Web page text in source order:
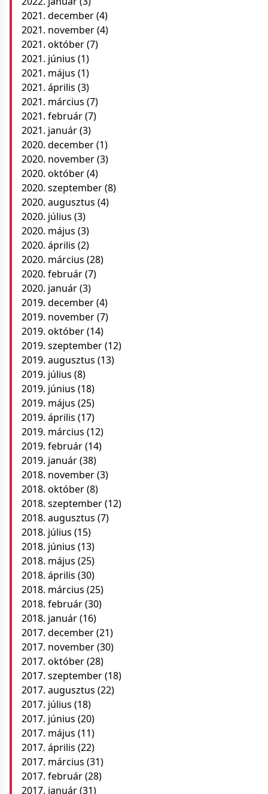
2021. december(4)
2021. november(4)
2021. október(7)
2021. június (1)
2021. május (1)
2021. április (3)
2021. március (7)
2021. február(7)
2021. január(3)
2020. december(1)
2020. november(3)
2020. október(4)
2020. szeptember(8)
2020. augusztus (4)
2020. július (3)
2020. május (3)
2020. április (2)
2020. március (28)
2020. február(7)
2020. január(3)
2019. december(4)
2019. november(7)
2019. október(14)
2019. szeptember(12)
2019. augusztus (13)
2019. július (8)
2019. június (18)
2019. május (25)
2019. április (17)
2019. március (12)
2019. február(14)
2019. január(38)
2018. november(3)
2018. október(8)
2018. szeptember(12)
2018. augusztus (7)
2018. július (15)
2018. június (13)
2018. május (25)
2018. április (30)
2018. március (25)
2018. február(30)
2018. január(16)
2017. december(21)
2017. november(30)
2017. október(28)
2017. szeptember(18)
2017. augusztus (22)
2017. július (18)
2017. június (20)
2017. május (11)
2017. április (22)
2017. március (31)
2017. február(28)
2017. január(31)